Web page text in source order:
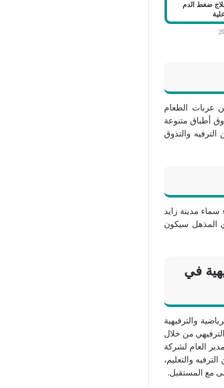
ضغط الدم
عربات الطعام
أطباق متنوعة
والتذوق
مدينة زايد
المذهل سيكون
في
والترفيهية
القطاع الترفيهي من خلال
العام لشركة
والتعليم،
مع المستقبل.